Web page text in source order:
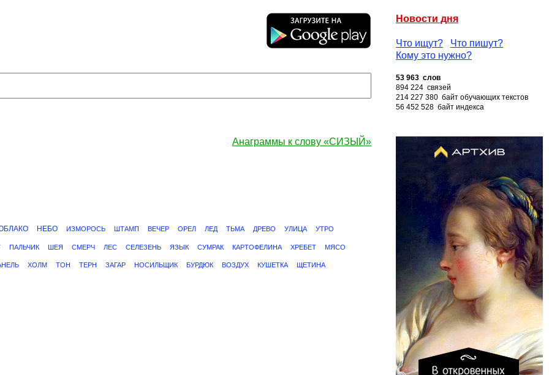
Новости дня
Что ищут?
Что пишут?
Кому это нужно?
53 963 слов
894 224 связей
214 227 380 байт обучающих текстов
56 452 528 байт индекса
Анаграммы к слову «СИЗЫЙ»
НЕБО ИЗМОРОСЬ ШТАМП ВЕЧЕР ОРЕЛ ЛЕД ТЬМА ДРЕВО УЛИЦА УТРО
ПАЛЬЧИК ШЕЯ СМЕРЧ ЛЕС СЕЛЕЗЕНЬ ЯЗЫК СУМРАК КАРТОФЕЛИНА ХРЕБЕТ МЯСО
ХОЛМ ТОН ТЕРН ЗАГАР НОСИЛЬЩИК БУРДЮК ВОЗДУХ КУШЕТКА ЩЕТИНА